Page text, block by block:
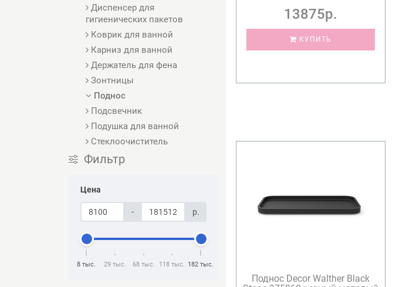
Диспенсер для
гигиенических пакетов
Коврик для ванной
Карниз для ванной
Держатель для фена
Зонтницы
Поднос
Подсвечник
Подушка для ванной
Стеклоочиститель
Фильтр
Цена
- р.
8 тыс. 29 тыс. 68 тыс. 118 тыс. 182 тыс.
13875р.
КУПИТЬ
Поднос Decor Walther Black